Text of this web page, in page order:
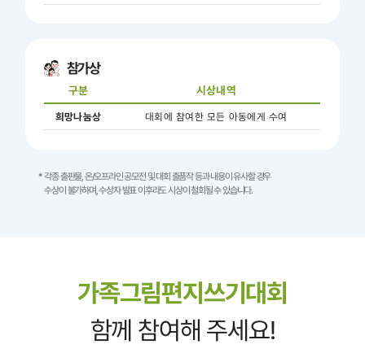
참가상
구분 시상내역
희망나눔상 대회에 참여한 모든 아동에게 수여
각종 출판물, 온/오프라인 공모전 및 대회 출품작 등과 내용이 유사할 경우
수상이 불가하며, 수상자 발표 이후라도 시상이 철회될 수 있습니다.
가족그림편지쓰기대회
함께 참여해 주세요!